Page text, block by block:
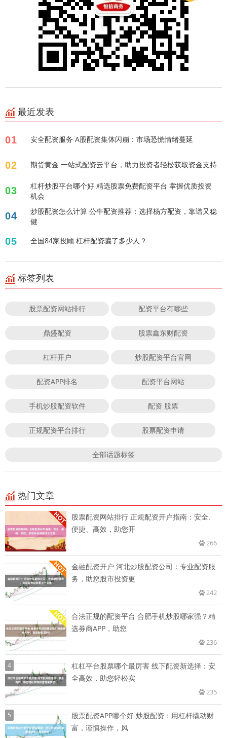
最近发表
01 安全配资服务 A股配资集体闪崩：市场恐慌情绪蔓延
02 期货黄金 一站式配资云平台，助力投资者轻松获取资金支持
03
杠杆炒股平台哪个好 精选股票免费配资平台 掌握优质投资
机会
04
炒股配资怎么计算 公牛配资推荐：选择杨方配资，靠谱又稳
健
05 全国84家投顾 杠杆配资骗了多少人？
标签列表
股票配资网站排行 配资平台有哪些
鼎盛配资 股票鑫东财配资
杠杆开户 炒股配资平台官网
配资APP排名 配资平台网站
手机炒股配资软件 配资 股票
正规配资平台排行 股票配资申请
全部话题标签
热门文章
股票配资网站排行 正规配资开户指南：安全、
便捷、高效，助您开
266
金融配资开户 河北炒股配资公司：专业配资服
务，助您股市投资更
242
合法正规的配资平台 合肥手机炒股哪家强？精
选券商APP，助您
236
4
杠杠平台股票哪个最厉害 线下配资新选择：安
全高效，助您轻松实
235
5
股票配资APP哪个好 炒股配资：用杠杆撬动财
富，谨慎操作，风